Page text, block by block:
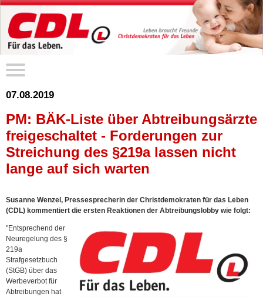
07.08.2019
PM: BÄK-Liste über Abtreibungsärzte
freigeschaltet - Forderungen zur
Streichung des §219a lassen nicht
lange auf sich warten
Susanne Wenzel, Pressesprecherin der Christdemokraten für das Leben
(CDL) kommentiert die ersten Reaktionen der Abtreibungslobby wie folgt:
"Entsprechend der
Neuregelung des §
219a
Strafgesetzbuch
(StGB) über das
Werbeverbot für
Abtreibungen hat